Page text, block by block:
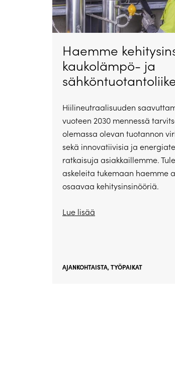
Haemme
kaukolämpö- ja
Hiilineutraalisuuden
vuoteen 2030 mennessä
olemassa olevan tuotannon
sekä innovatiivisia ja
ratkaisuja asiakkaillemme.
askeleita tukemaan haemme
osaavaa kehitysinsinööriä.
Lue lisää
AJANKOHTAISTA,TYÖPAIKAT